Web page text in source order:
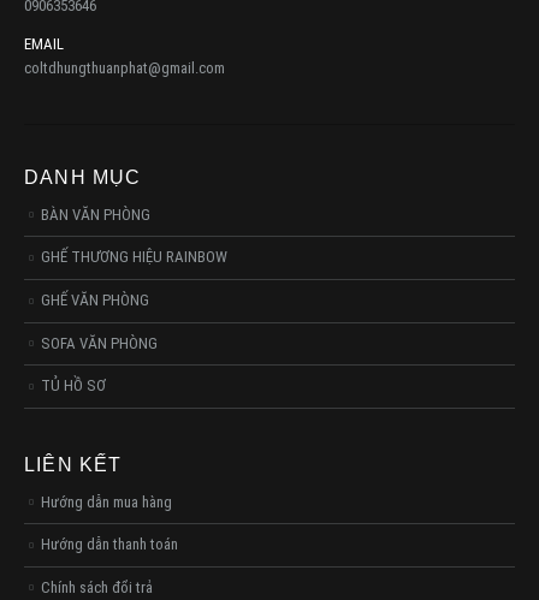
0906353646
EMAIL
coltdhungthuanphat@gmail.com
DANH MỤC
BÀN VĂN PHÒNG
GHẾ THƯƠNG HIỆU RAINBOW
GHẾ VĂN PHÒNG
SOFA VĂN PHÒNG
TỦ HỒ SƠ
LIÊN KẾT
Hướng dẫn mua hàng
Hướng dẫn thanh toán
Chính sách đổi trả